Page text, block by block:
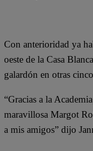
Con anterioridad ya
oeste de la Casa
galardón en otras
“Gracias a la
maravillosa Margot
a mis amigos” dijo